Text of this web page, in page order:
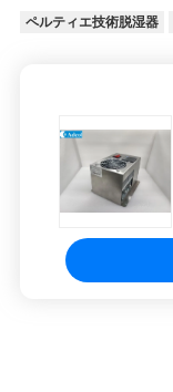
ペルティエ技術脱湿器